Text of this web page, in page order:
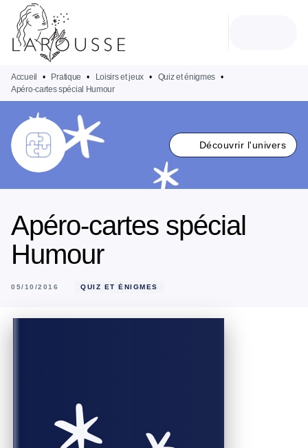
MENU
PIED DE PAGE
Accueil • Pratique • Loisirs et jeux • Quiz et énigmes •
Apéro-cartes spécial Humour
Découvrir l'univers
Apéro-cartes spécial
Humour
05/10/2016 QUIZ ET ÉNIGMES